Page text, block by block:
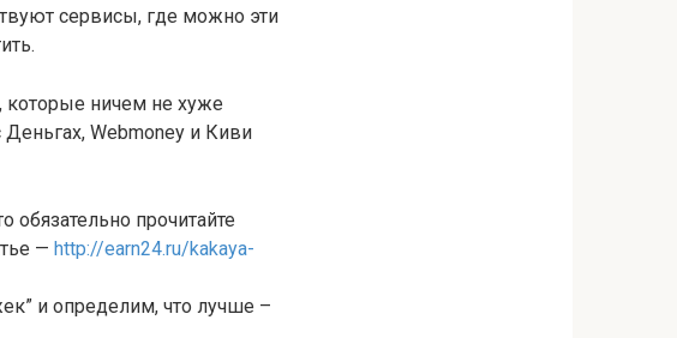
сервисы, где можно эти
которые ничем не хуже
Webmoney и Киви
прочитайте
— http://earn24.ru/kakaya-
и определим, что лучше –